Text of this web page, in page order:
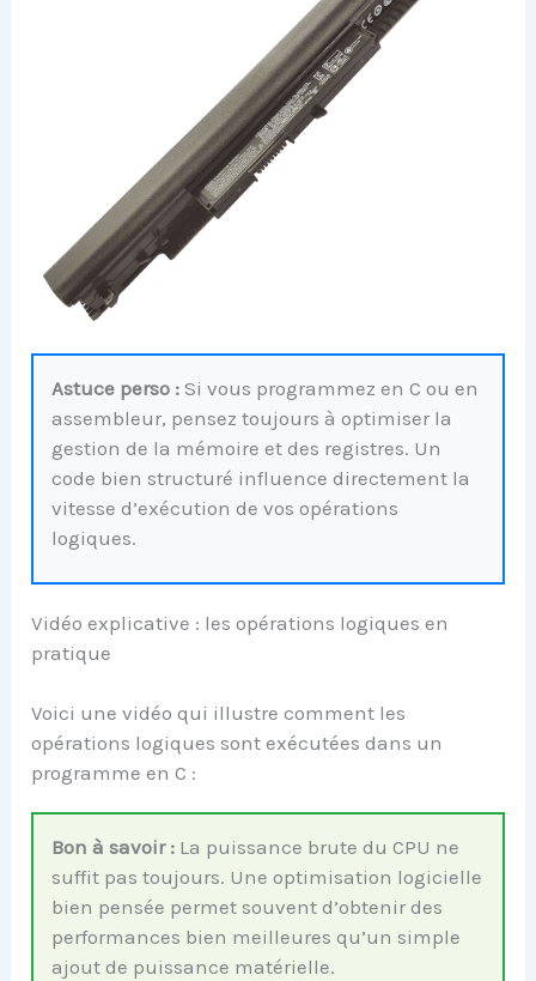
Astuce perso : Si vous programmez en C ou en
assembleur, pensez toujours à optimiser la
gestion de la mémoire et des registres. Un
code bien structuré influence directement la
vitesse d’exécution de vos opérations
logiques.
Vidéo explicative : les opérations logiques en
pratique
Voici une vidéo qui illustre comment les
opérations logiques sont exécutées dans un
programme en C :
Bon à savoir : La puissance brute du CPU ne
suffit pas toujours. Une optimisation logicielle
bien pensée permet souvent d’obtenir des
performances bien meilleures qu’un simple
ajout de puissance matérielle.